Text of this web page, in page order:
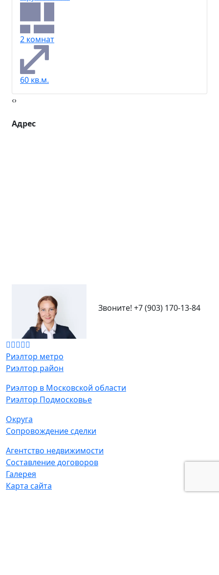
2 комнат
60 кв.м.
‹›
Адрес
Звоните! +7 (903) 170-13-84
Риэлтор метро
Риэлтор район
Риэлтор в Московской области
Риэлтор Подмосковье
Округа
Сопровождение сделки
Агентство недвижимости
Составление договоров
Галерея
Карта сайта